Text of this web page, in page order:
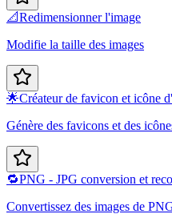
📐Redimensionner l'image
Modifie la taille des images
🌟Créateur de favicon et icône
Génère des favicons et des
🔁PNG - JPG conversion et
Convertissez des images de